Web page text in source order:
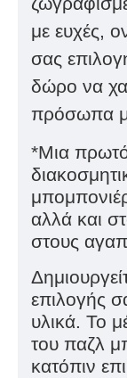
με ευχές,
σας
δώρο να
πρόσωπα
*Μια
αλλά και
στους
επιλογής
υλικά. Το
του παζλ
κατόπιν